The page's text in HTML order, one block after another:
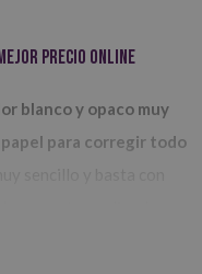
precio online
blanco y opaco muy
para corregir todo
que se seque. Cuando lo